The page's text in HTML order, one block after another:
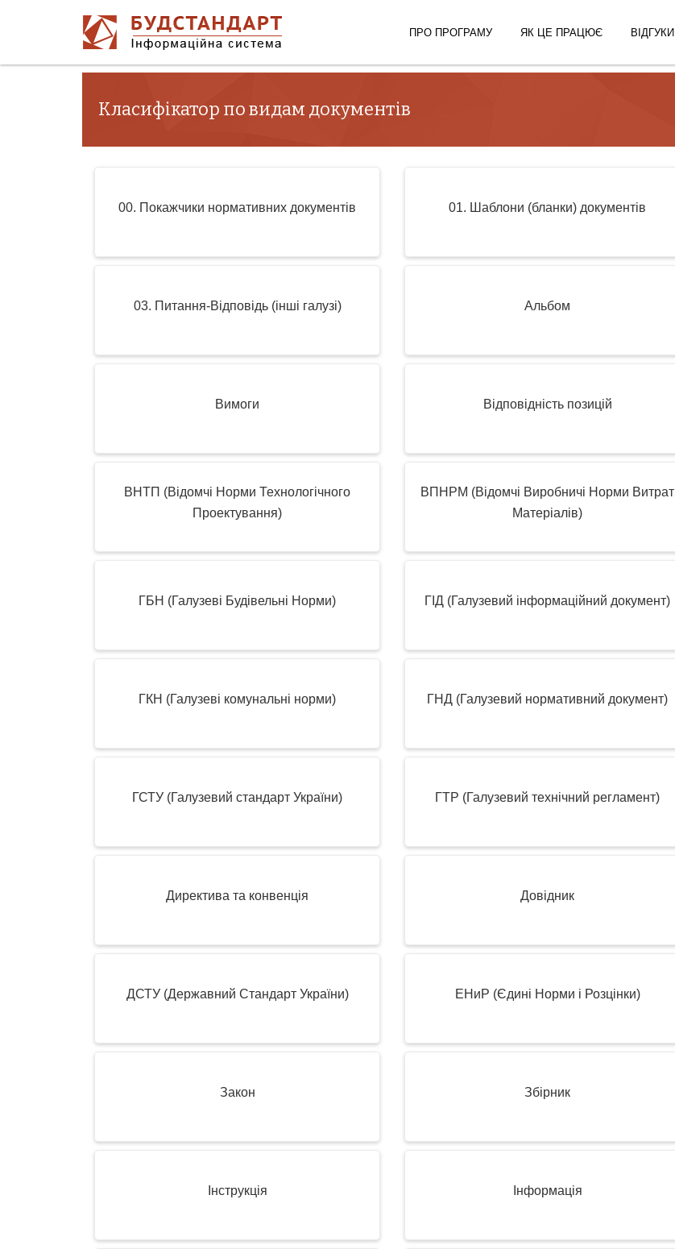
ПРО ПРОГРАМУ ЯК ЦЕ ПРАЦЮЄ ВІДГУКИ
Класифікатор по видам документів
00. Покажчики нормативних документів 01. Шаблони (бланки) документів
03. Питання-Відповідь (інші галузі) Альбом
Вимоги Відповідність позицій
ВНТП (Відомчі Норми Технологічного
Проектування)
ВПНРМ (Відомчі Виробничі Норми Витрат
Матеріалів)
ГБН (Галузеві Будівельні Норми) ГІД (Галузевий інформаційний документ)
ГКН (Галузеві комунальні норми) ГНД (Галузевий нормативний документ)
ГСТУ (Галузевий стандарт України) ГТР (Галузевий технічний регламент)
Директива та конвенція Довідник
ДСТУ (Державний Стандарт України) ЕНиР (Єдині Норми і Розцінки)
Закон Збірник
Інструкція Інформація